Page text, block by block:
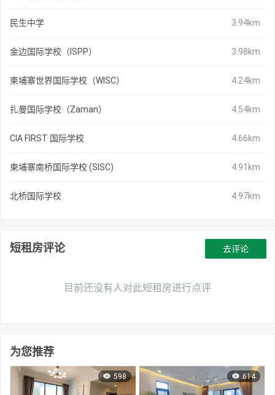
民生中学 3.94km
金边国际学校（ISPP） 3.98km
柬埔寨世界国际学校（WISC） 4.24km
扎曼国际学校（Zaman） 4.54km
CIA FIRST 国际学校 4.66km
柬埔寨南桥国际学校 (SISC) 4.91km
北桥国际学校 4.97km
短租房评论
目前还没有人对此短租房进行点评
去评论
为您推荐
598 614